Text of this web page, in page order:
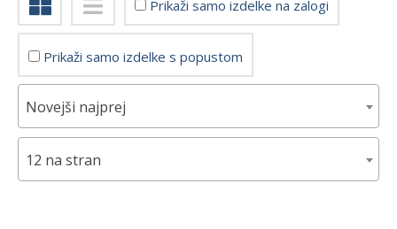
Companion
Go Native
Kivo
Natures Menu
Wolf's menu
Prikaži samo izdelke na zalogi
Prikaži samo izdelke s popustom
Novejši najprej
12 na stran